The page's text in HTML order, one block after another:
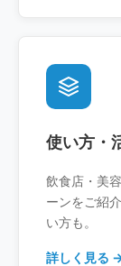
使い方・
飲食店・美
ーンをご紹
い方も。
詳しく見る